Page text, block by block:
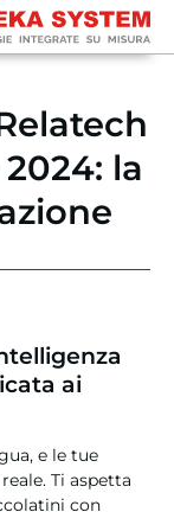
la
ai
e le tue
Ti aspetta
con